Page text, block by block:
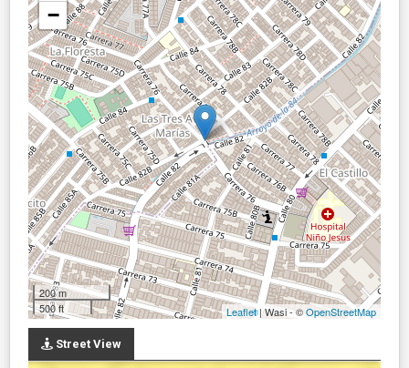
−
200 m
500 ft
Leaflet| Wasi - ©OpenStreetMap
Street View